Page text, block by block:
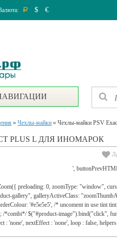
Р $ €
» Чехлы-майки » Чехлы-майки PSV
PLUS L ДЛЯ ИНОМАРОК
',
preloading: 0, zoomType: "window",
gallery", galleryActiveClass:
'#e5e5e5', /* uncoment in use tint
/*combi*/ $("#product-image").bind("click",
: 'none', nextEffect : 'none', loop : false,